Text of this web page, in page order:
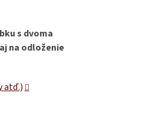
s dvoma
na odloženie
atď.)